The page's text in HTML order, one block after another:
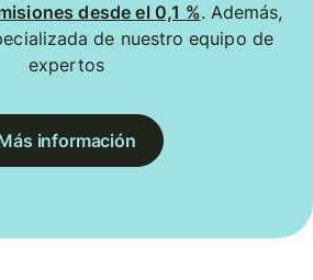
desde el 0,1 %. Además,
de nuestro equipo de
expertos
información